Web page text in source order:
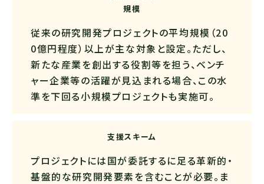
規模
従来の研究開発プロジェクトの平均規模（20
0億円程度）以上が主な対象と設定。ただし、
新たな産業を創出する役割等を担う、ベンチ
ャー企業等の活躍が見込まれる場合、この水
準を下回る小規模プロジェクトも実施可。
支援スキーム
プロジェクトには国が委託するに足る革新的・
基盤的な研究開発要素を含むことが必要。ま